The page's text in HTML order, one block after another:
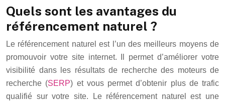
Quels sont les avantages du
référencement naturel ?
Le référencement naturel est l’un des meilleurs moyens de
promouvoir votre site internet. Il permet d’améliorer votre
visibilité dans les résultats de recherche des moteurs de
recherche (SERP) et vous permet d’obtenir plus de trafic
qualifié sur votre site. Le référencement naturel est une